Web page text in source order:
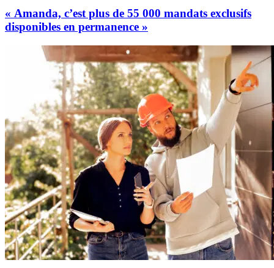
« Amanda, c’est plus de 55 000 mandats exclusifs
disponibles en permanence »